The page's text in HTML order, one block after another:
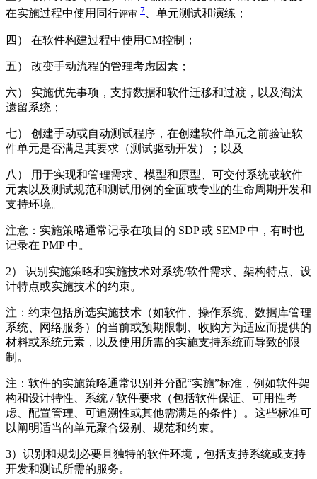
在实施过程中使用同行评审 7 、单元测试和演练；
四） 在软件构建过程中使用CM控制；
五） 改变手动流程的管理考虑因素；
六） 实施优先事项，支持数据和软件迁移和过渡，以及淘汰
遗留系统；
七） 创建手动或自动测试程序，在创建软件单元之前验证软
件单元是否满足其要求（测试驱动开发）；以及
八） 用于实现和管理需求、模型和原型、可交付系统或软件
元素以及测试规范和测试用例的全面或专业的生命周期开发和
支持环境。
注意：实施策略通常记录在项目的 SDP 或 SEMP 中，有时也
记录在 PMP 中。
2） 识别实施策略和实施技术对系统/软件需求、架构特点、设
计特点或实施技术的约束。
注：约束包括所选实施技术（如软件、操作系统、数据库管理
系统、网络服务）的当前或预期限制、收购方为适应而提供的
材料或系统元素，以及使用所需的实施支持系统而导致的限
制。
注：软件的实施策略通常识别并分配“实施”标准，例如软件架
构和设计特性、系统 / 软件要求（包括软件保证、可用性考
虑、配置管理、可追溯性或其他需满足的条件）。这些标准可
以阐明适当的单元聚合级别、规范和约束。
3）识别和规划必要且独特的软件环境，包括支持系统或支持
开发和测试所需的服务。